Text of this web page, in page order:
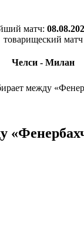
матч:
товарищеский матч
Челси - Милан
между